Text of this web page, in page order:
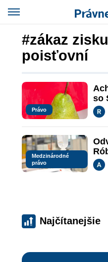
#zákaz
poisťovní
Právo
so
Medzinárodné
právo
Najčítanejšie